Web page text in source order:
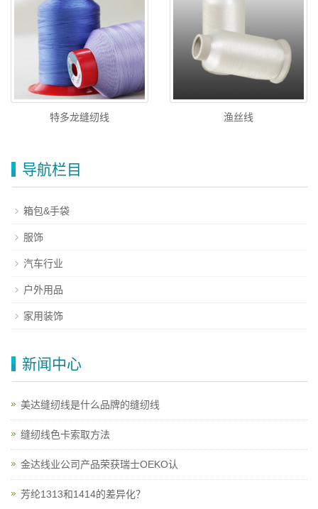
特多龙缝纫线 渔丝线
导航栏目
箱包&手袋
服饰
汽车行业
户外用品
家用装饰
新闻中心
美达缝纫线是什么品牌的缝纫线
缝纫线色卡索取方法
金达线业公司产品荣获瑞士OEKO认
芳纶1313和1414的差异化？